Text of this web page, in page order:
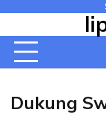
content
Dukung